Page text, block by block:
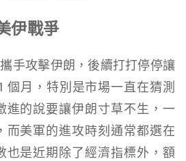
伊戰爭
手攻擊伊朗，後續打打停停讓
個月，特別是市場一直在猜測
進的說要讓伊朗寸草不生，一
而美軍的進攻時刻通常都選在
也是近期除了經濟指標外，額